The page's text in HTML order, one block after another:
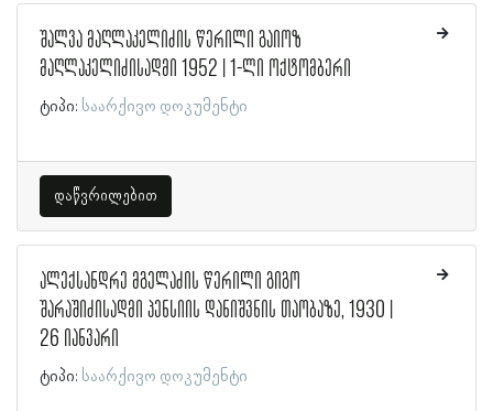
შალვა მაღლაკელიძის წერილი გაიოზ
მაღლაკელიძისადმი 1952 | 1-ლი ოქტომბერი
ტიპი: საარქივო დოკუმენტი
დაწვრილებით
ალექსანდრე მგელაძის წერილი გიგო
შარაშიძისადმი პენსიის დანიშვნის თაობაზე, 1930 |
26 იანვარი
ტიპი: საარქივო დოკუმენტი